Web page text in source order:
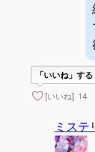
「いいね」する
[いいね] 14
ミステ